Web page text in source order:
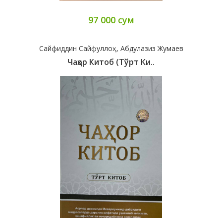
97 000 сум
Сайфиддин Сайфуллоҳ, Абдулазиз Жумаев
Чаҳор Китоб (тўрт Ки..